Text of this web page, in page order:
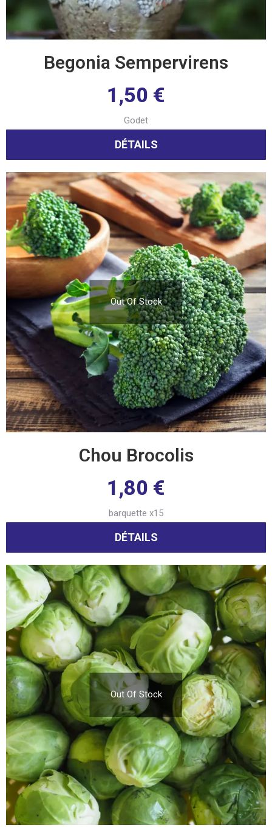
Begonia Sempervirens
1,50 €
Godet
DÉTAILS
Out Of Stock
Chou Brocolis
1,80 €
barquette x15
DÉTAILS
Out Of Stock